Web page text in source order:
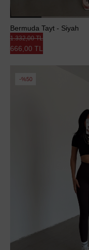
Bermuda Tayt - Siyah
666,00 TL
1.332,00 TL
%50